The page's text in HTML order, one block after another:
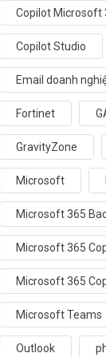
Copilot Microsoft
Copilot Studio
Email doanh
Fortinet
GravityZone
Microsoft
Microsoft 365
Microsoft 365
Microsoft 365
Microsoft Teams
Outlook